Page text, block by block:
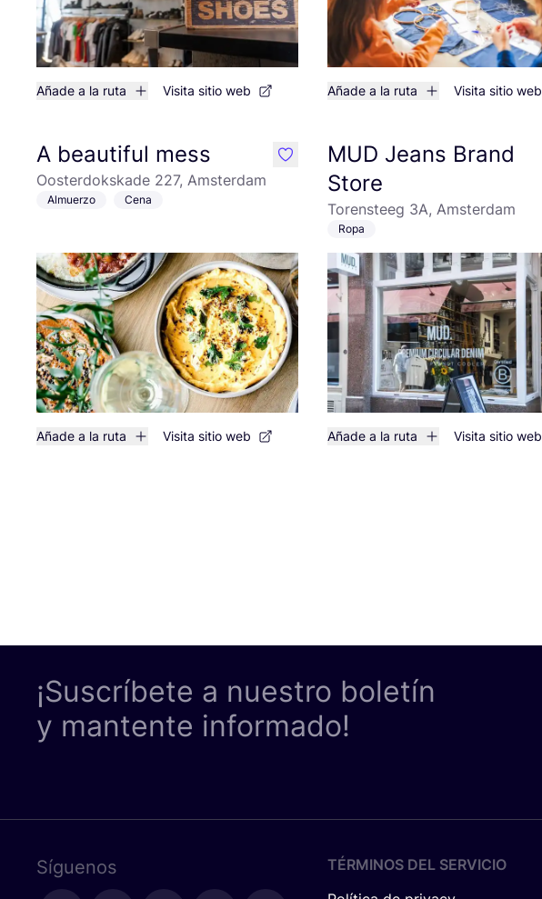
Añade a la ruta Visita sitio web Añade a la ruta Visita sitio web
A beautiful mess
Oosterdokskade 227, Amsterdam
Almuerzo Cena
Añade a la ruta Visita sitio web
like
MUD Jeans Brand
Store
Torensteeg 3A, Amsterdam
Ropa
Añade a la ruta Visita sitio web
¡Suscríbete a nuestro boletín
y mantente informado!
Síguenos
TÉRMINOS DEL SERVICIO